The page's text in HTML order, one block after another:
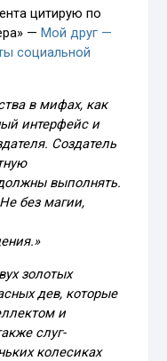
цитирую по
—Мой друг —
социальной
в мифах, как
интерфейс и
Создатель
выполнять.
без магии,
золотых
дев, которые
и
слуг-
колесиках